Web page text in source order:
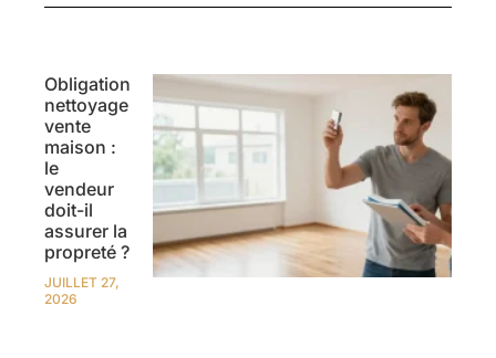
Obligation
nettoyage
vente
maison :
le
vendeur
doit-il
assurer la
propreté ?
JUILLET 27,
2026